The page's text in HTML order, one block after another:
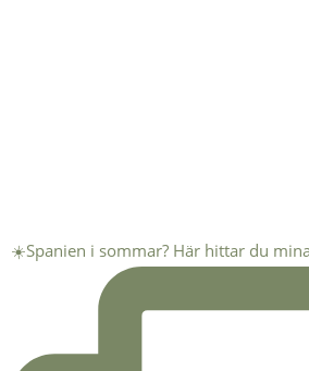
☀️Spanien i sommar? Här hittar du